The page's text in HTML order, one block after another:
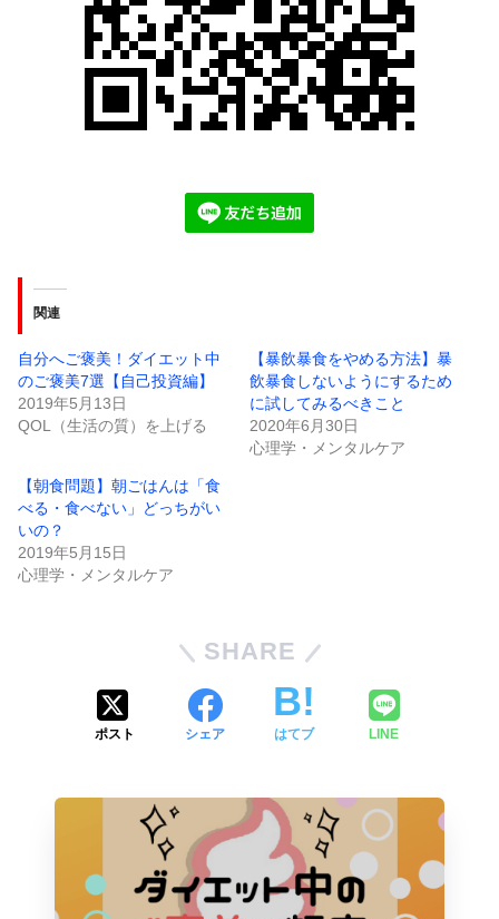
関連
自分へご褒美！ダイエット中
のご褒美7選【自己投資編】
2019年5月13日
QOL（生活の質）を上げる
【暴飲暴食をやめる方法】暴
飲暴食しないようにするため
に試してみるべきこと
2020年6月30日
心理学・メンタルケア
【朝食問題】朝ごはんは「食
べる・食べない」どっちがい
いの？
2019年5月15日
心理学・メンタルケア
SHARE
ポスト シェア はてブ LINE